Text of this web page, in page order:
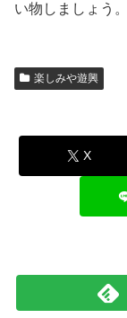
い物しましょう。
楽しみや遊興
X